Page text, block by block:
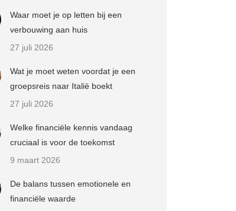
Waar moet je op letten bij een
verbouwing aan huis
27 juli 2026
Wat je moet weten voordat je een
groepsreis naar Italië boekt
27 juli 2026
Welke financiële kennis vandaag
cruciaal is voor de toekomst
9 maart 2026
De balans tussen emotionele en
financiële waarde